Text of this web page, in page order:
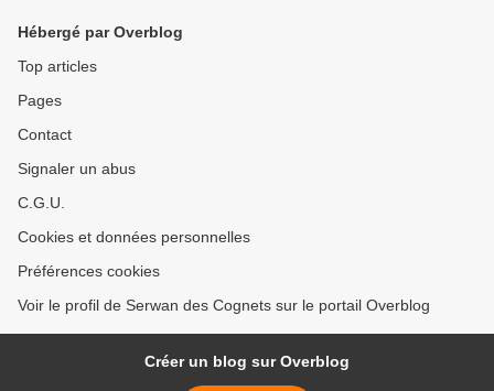
Hébergé par Overblog
Top articles
Pages
Contact
Signaler un abus
C.G.U.
Cookies et données personnelles
Préférences cookies
Voir le profil de Serwan des Cognets sur le portail Overblog
Créer un blog sur Overblog